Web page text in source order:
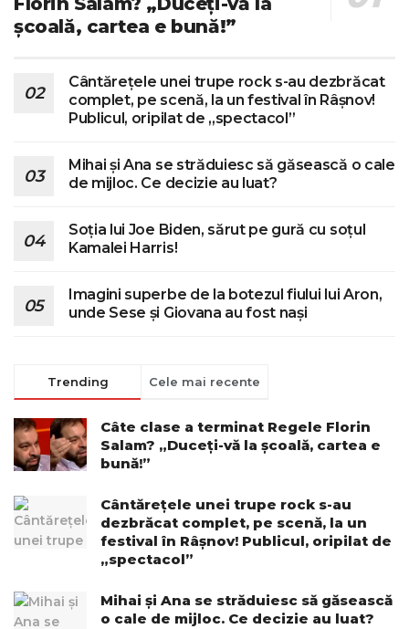
școală, cartea e bună!”
Cântărețele unei trupe rock s-au dezbrăcat
complet, pe scenă, la un festival în Râșnov!
Publicul, oripilat de „spectacol”
Mihai și Ana se străduiesc să găsească o cale
de mijloc. Ce decizie au luat?
Soția lui Joe Biden, sărut pe gură cu soțul
Kamalei Harris!
Imagini superbe de la botezul fiului lui Aron,
unde Sese și Giovana au fost nași
Trending Cele mai recente
Câte clase a terminat Regele Florin
Salam? „Duceți-vă la școală, cartea e
bună!”
Cântărețele unei trupe rock s-au
dezbrăcat complet, pe scenă, la un
festival în Râșnov! Publicul, oripilat de
„spectacol”
Mihai și Ana se străduiesc să găsească
o cale de mijloc. Ce decizie au luat?